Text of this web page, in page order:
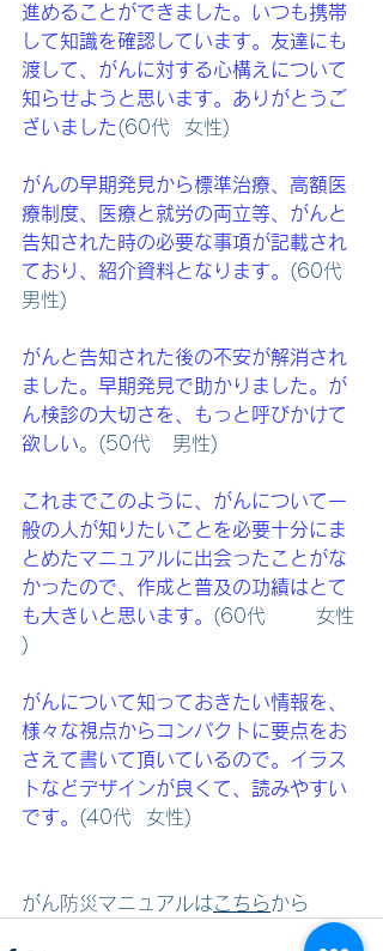
進めることができました。いつも携帯
して知識を確認しています。友達にも
渡して、がんに対する心構えについて
知らせようと思います。ありがとうご
ざいました(60代  女性)
がんの早期発見から標準治療、高額医
療制度、医療と就労の両立等、がんと
告知された時の必要な事項が記載され
ており、紹介資料となります。 (60代
男性)
がんと告知された後の不安が解消され
ました。早期発見で助かりました。が
ん検診の大切さを、もっと呼びかけて
欲しい。(50代   男性)
これまでこのように、がんについて一
般の人が知りたいことを必要十分にま
とめたマニュアルに出会ったことがな
かったので、作成と普及の功績はとて
も大きいと思います。 (60代       女性
)
がんについて知っておきたい情報を、
様々な視点からコンパクトに要点をお
さえて書いて頂いているので。イラス
トなどデザインが良くて、読みやすい
です。 (40代  女性)
がん防災マニュアルはこちらから